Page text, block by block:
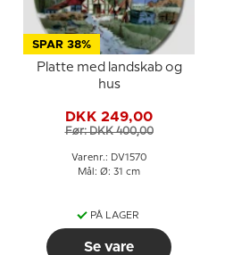
SPAR 38%
Platte med landskab og
hus
DKK 249,00
Før: DKK 400,00
Varenr.: DV1570
Mål: Ø: 31 cm
PÅ LAGER
Se vare